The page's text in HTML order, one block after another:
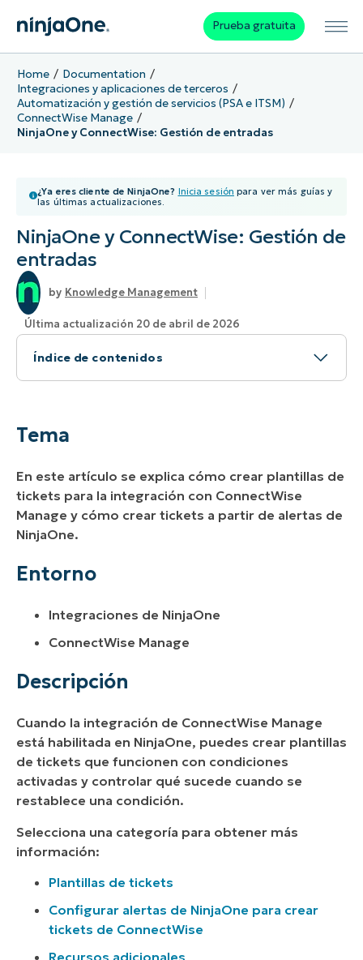
Prueba gratuita
Home
Documentation
Integraciones y aplicaciones de terceros
Automatización y gestión de servicios (PSA e ITSM)
ConnectWise Manage
NinjaOne y ConnectWise: Gestión de entradas
¿Ya eres cliente de NinjaOne? Inicia sesión para ver más guías y
las últimas actualizaciones.
NinjaOne y ConnectWise: Gestión de
entradas
Knowledge Management
Última actualización 20 de abril de 2026
Índice de contenidos
Tema
Recursos adicionales
Tema
En este artículo se explica cómo crear plantillas de
tickets para la integración con ConnectWise
Manage y cómo crear tickets a partir de alertas de
NinjaOne.
Entorno
Integraciones de NinjaOne
ConnectWise Manage
Descripción
Cuando la integración de ConnectWise Manage
está habilitada en NinjaOne, puedes crear plantillas
de tickets que funcionen con condiciones
activadas y controlar qué sucede cuando se
restablece una condición.
Selecciona una categoría para obtener más
información:
Plantillas de tickets
Configurar alertas de NinjaOne para crear
tickets de ConnectWise